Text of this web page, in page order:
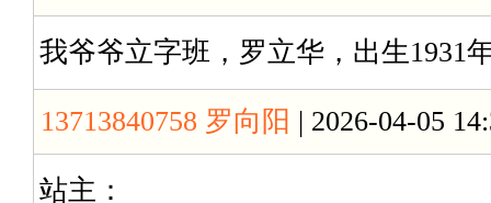
我爷爷立字班，罗立华，出生1931
13713840758 罗向阳 | 2026-04-05
站主：